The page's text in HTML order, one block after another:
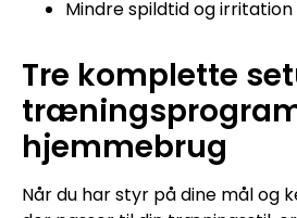
Mindre spildtid og irritation
Tre komplette
hjemmebrug
Når du har styr på dine mål og